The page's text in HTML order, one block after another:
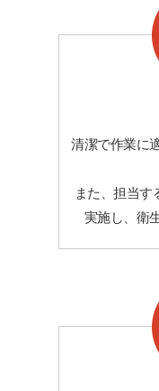
清潔で作業に
また、担当す
実施し、衛